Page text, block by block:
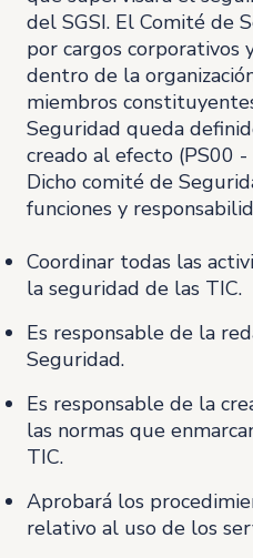
del SGSI. El Comité de
por cargos corporativos
dentro de la
miembros
Seguridad queda
creado al efecto (PS00
Dicho comité de
funciones y
Coordinar todas las
la seguridad de las TIC.
Es responsable de la
Seguridad.
Es responsable de la
las normas que
TIC.
Aprobará los
relativo al uso de los